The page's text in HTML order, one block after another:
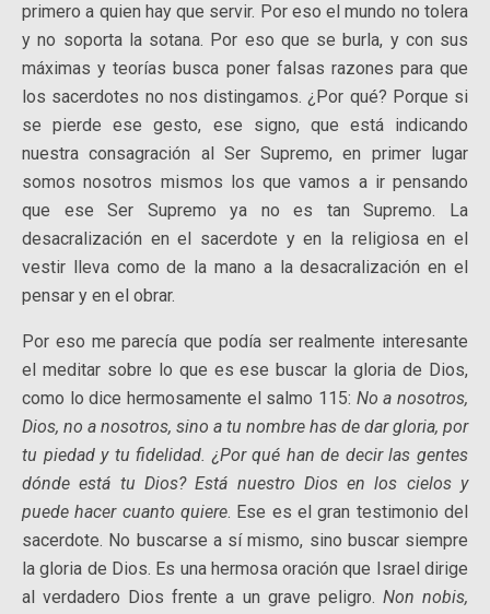
primero a quien hay que servir. Por eso el mundo no tolera
y no soporta la sotana. Por eso que se burla, y con sus
máximas y teorías busca poner falsas razones para que
los sacerdotes no nos distingamos. ¿Por qué? Porque si
se pierde ese gesto, ese signo, que está indicando
nuestra consagración al Ser Supremo, en primer lugar
somos nosotros mismos los que vamos a ir pensando
que ese Ser Supremo ya no es tan Supremo. La
desacralización en el sacerdote y en la religiosa en el
vestir lleva como de la mano a la desacralización en el
pensar y en el obrar.
Por eso me parecía que podía ser realmente interesante
el meditar sobre lo que es ese buscar la gloria de Dios,
como lo dice hermosamente el salmo 115: No a nosotros,
Dios, no a nosotros, sino a tu nombre has de dar gloria, por
tu piedad y tu fidelidad. ¿Por qué han de decir las gentes
dónde está tu Dios? Está nuestro Dios en los cielos y
puede hacer cuanto quiere. Ese es el gran testimonio del
sacerdote. No buscarse a sí mismo, sino buscar siempre
la gloria de Dios. Es una hermosa oración que Israel dirige
al verdadero Dios frente a un grave peligro. Non nobis,